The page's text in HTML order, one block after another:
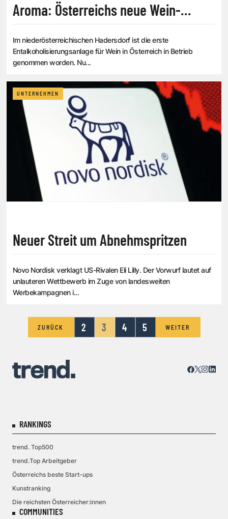
Aroma: Österreichs neue Wein-
Im niederösterreichischen Hadersdorf ist die erste
Entalkoholisierungsanlage für Wein in Österreich in Betrieb
genommen worden. Nu...
UNTERNEHMEN
Neuer Streit um Abnehmspritzen
Novo Nordisk verklagt US-Rivalen Eli Lilly. Der Vorwurf lautet auf
unlauteren Wettbewerb im Zuge von landesweiten
Werbekampagnen i...
ZURÜCK 2 3 4 5 WEITER
RANKINGS
trend. Top500
trend.Top Arbeitgeber
Österreichs beste Start-ups
Kunstranking
Die reichsten Österreicher:innen
COMMUNITIES